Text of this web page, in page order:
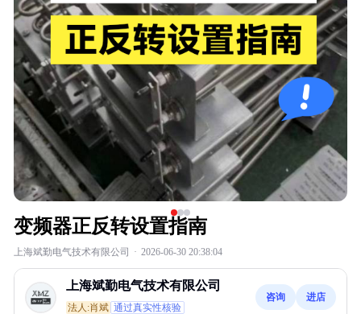
变频器正反转设置指南
上海斌勤电气技术有限公司 · 2026-06-30 20:38:04
上海斌勤电气技术有限公司
法人:肖斌 通过真实性核验
咨询 进店